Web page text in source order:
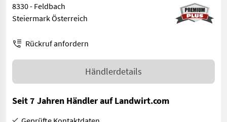
8330 - Feldbach
Steiermark Österreich
Rückruf anfordern
Händlerdetails
Seit 7 Jahren Händler auf Landwirt.com